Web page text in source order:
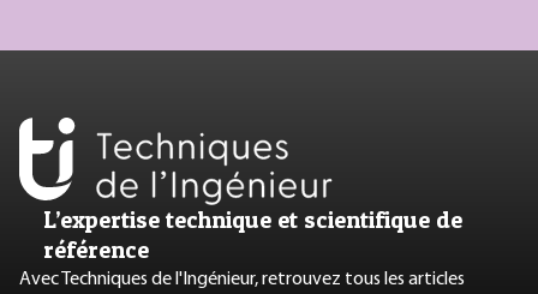
L’expertise technique et scientifique de
référence
Avec Techniques de l'Ingénieur, retrouvez tous les articles